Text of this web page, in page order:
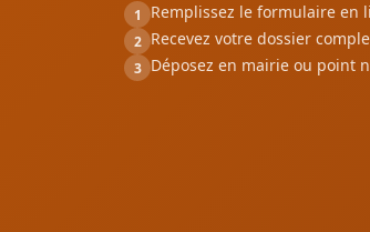
1 Remplissez le formulaire
2 Recevez votre dossier
3 Déposez en mairie ou point